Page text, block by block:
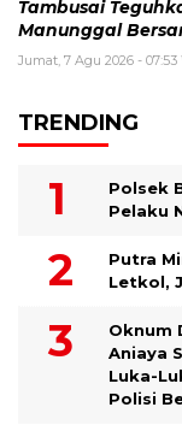
Tambusai
Manunggal
Jumat, 7 Agu 2026 - 07:53
TRENDING
Polsek
Pelaku
Putra
Letkol,
Oknum
Aniaya
Luka-
Polisi